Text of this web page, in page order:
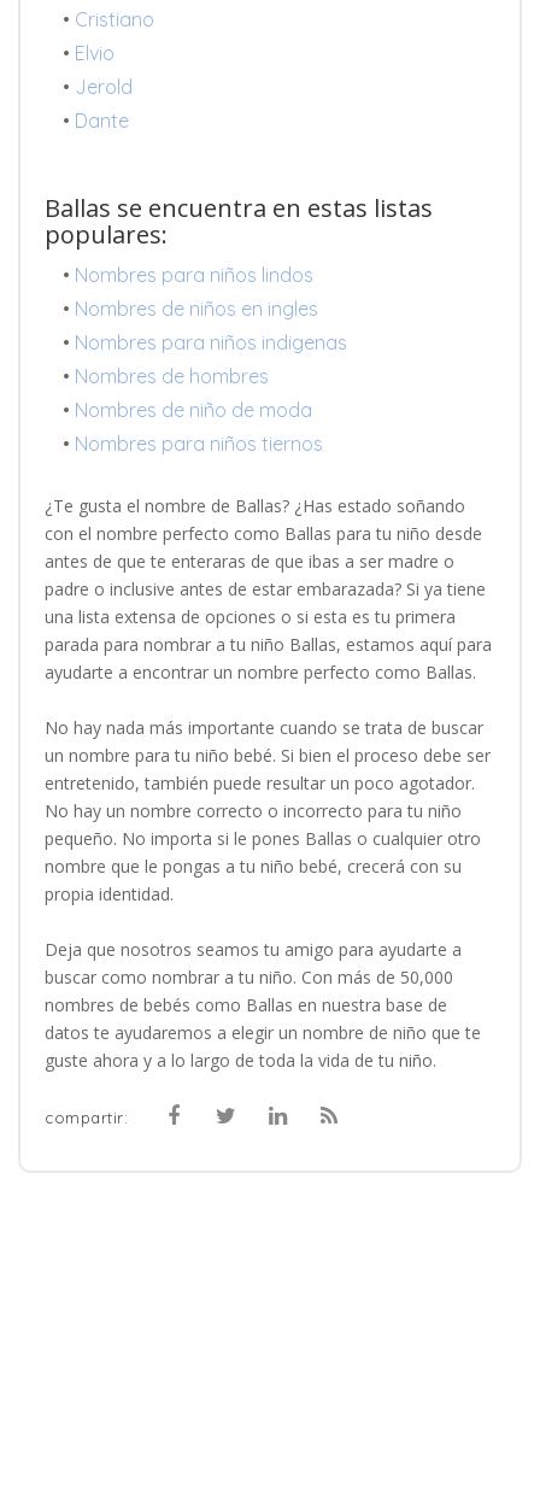
• Cristiano
• Elvio
• Jerold
• Dante
Ballas se encuentra en estas listas
populares:
• Nombres para niños lindos
• Nombres de niños en ingles
• Nombres para niños indigenas
• Nombres de hombres
• Nombres de niño de moda
• Nombres para niños tiernos
¿Te gusta el nombre de Ballas? ¿Has estado soñando
con el nombre perfecto como Ballas para tu niño desde
antes de que te enteraras de que ibas a ser madre o
padre o inclusive antes de estar embarazada? Si ya tiene
una lista extensa de opciones o si esta es tu primera
parada para nombrar a tu niño Ballas, estamos aquí para
ayudarte a encontrar un nombre perfecto como Ballas.
No hay nada más importante cuando se trata de buscar
un nombre para tu niño bebé. Si bien el proceso debe ser
entretenido, también puede resultar un poco agotador.
No hay un nombre correcto o incorrecto para tu niño
pequeño. No importa si le pones Ballas o cualquier otro
nombre que le pongas a tu niño bebé, crecerá con su
propia identidad.
Deja que nosotros seamos tu amigo para ayudarte a
buscar como nombrar a tu niño. Con más de 50,000
nombres de bebés como Ballas en nuestra base de
datos te ayudaremos a elegir un nombre de niño que te
guste ahora y a lo largo de toda la vida de tu niño.
compartir: